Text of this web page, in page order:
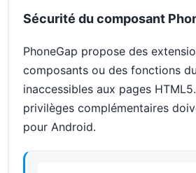
Sécurité du composant
PhoneGap propose des
composants ou des fonctions
inaccessibles aux pages
privilèges complémentaires
pour Android.